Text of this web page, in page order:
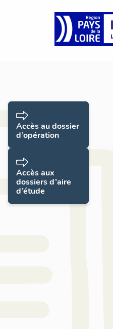
Accès au dossier
d’opération
Accès aux
dossiers d’aire
d’étude